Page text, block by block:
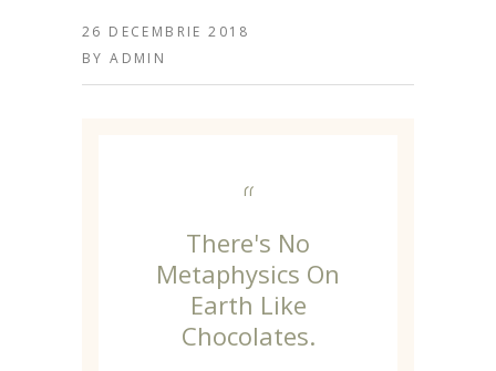
26 DECEMBRIE 2018
BYADMIN
“
There's No
Metaphysics On
Earth Like
Chocolates.